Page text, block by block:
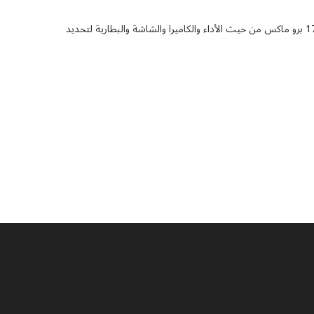
مقارنة شاملة بين شاومي 17 برو ماكس وآيفون 17 برو ماكس من حيث الأداء والكاميرا والشاشة والبطارية لتحديد